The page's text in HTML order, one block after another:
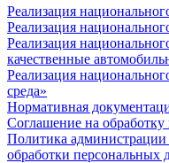
Реализация
Реализация
Реализация
качественные
Реализация
среда»
Нормативная
Соглашение на
Политика
обработки персональных